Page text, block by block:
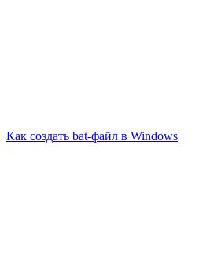
Как создать bat-файл в Windows